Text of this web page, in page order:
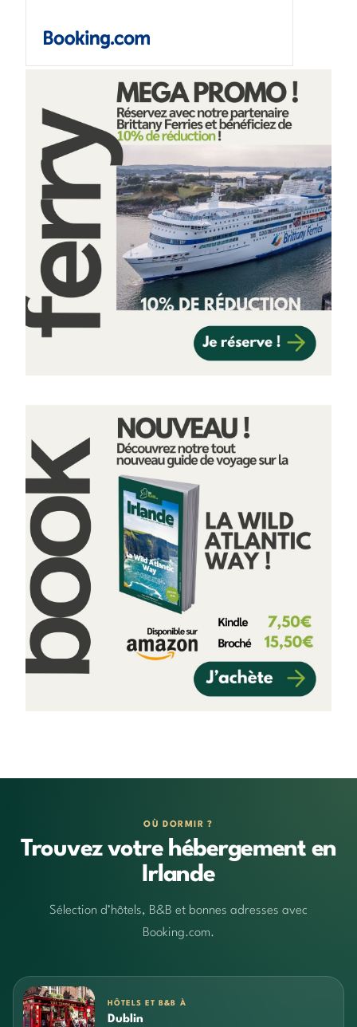
OÙ DORMIR ?
Trouvez votre hébergement en
Irlande
Sélection d’hôtels, B&B et bonnes adresses avec
Booking.com.
HÔTELS ET B&B À
Dublin